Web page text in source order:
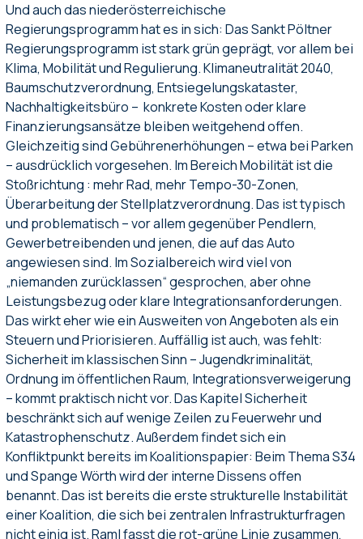
Und auch das niederösterreichische
Regierungsprogramm hat es in sich: Das Sankt Pöltner
Regierungsprogramm ist stark grün geprägt, vor allem bei
Klima, Mobilität und Regulierung. Klimaneutralität 2040,
Baumschutzverordnung, Entsiegelungskataster,
Nachhaltigkeitsbüro – konkrete Kosten oder klare
Finanzierungsansätze bleiben weitgehend offen.
Gleichzeitig sind Gebührenerhöhungen – etwa bei Parken
– ausdrücklich vorgesehen. Im Bereich Mobilität ist die
Stoßrichtung : mehr Rad, mehr Tempo-30-Zonen,
Überarbeitung der Stellplatzverordnung. Das ist typisch
und problematisch – vor allem gegenüber Pendlern,
Gewerbetreibenden und jenen, die auf das Auto
angewiesen sind. Im Sozialbereich wird viel von
„niemanden zurücklassen“ gesprochen, aber ohne
Leistungsbezug oder klare Integrationsanforderungen.
Das wirkt eher wie ein Ausweiten von Angeboten als ein
Steuern und Priorisieren. Auffällig ist auch, was fehlt:
Sicherheit im klassischen Sinn – Jugendkriminalität,
Ordnung im öffentlichen Raum, Integrationsverweigerung
– kommt praktisch nicht vor. Das Kapitel Sicherheit
beschränkt sich auf wenige Zeilen zu Feuerwehr und
Katastrophenschutz. Außerdem findet sich ein
Konfliktpunkt bereits im Koalitionspapier: Beim Thema S34
und Spange Wörth wird der interne Dissens offen
benannt. Das ist bereits die erste strukturelle Instabilität
einer Koalition, die sich bei zentralen Infrastrukturfragen
nicht einig ist. Raml fasst die rot-grüne Linie zusammen,